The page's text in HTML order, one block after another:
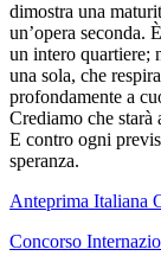
dimostra una
un’opera seconda.
un intero quartiere;
una sola, che
profondamente a
Crediamo che
E contro ogni
speranza.
Anteprima Italiana
Concorso